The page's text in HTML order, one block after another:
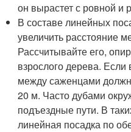
он вырастет с ровной и
В составе линейных
увеличить расстояние
Рассчитывайте его,
взрослого дерева.
между саженцами
20 м. Часто дубами
подъездные пути. В
линейная посадка по